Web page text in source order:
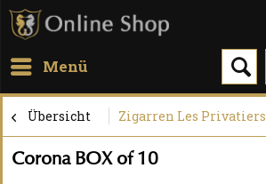
Menü
Übersicht Zigarren Les Privatiers
Corona BOX of 10